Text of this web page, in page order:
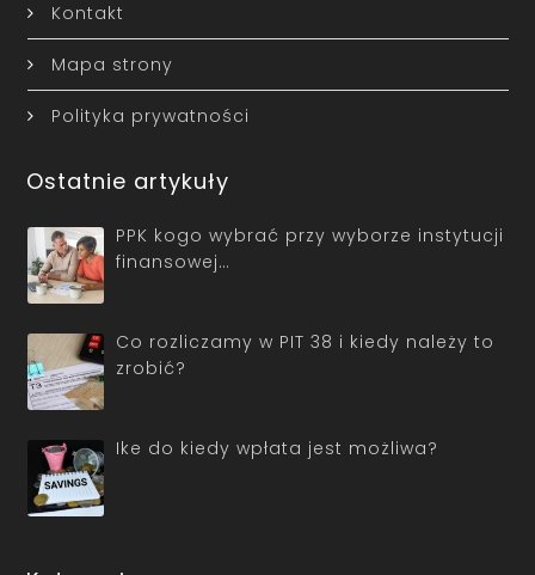
Kontakt
Mapa strony
Polityka prywatności
Ostatnie artykuły
PPK kogo wybrać przy wyborze instytucji
finansowej…
Co rozliczamy w PIT 38 i kiedy należy to
zrobić?
Ike do kiedy wpłata jest możliwa?